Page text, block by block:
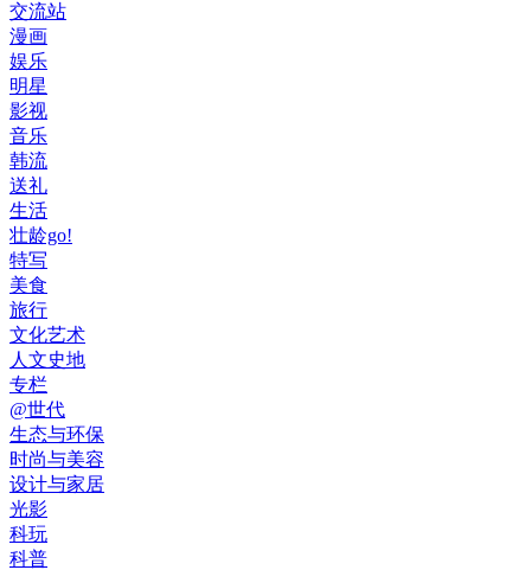
交流站
漫画
娱乐
明星
影视
音乐
韩流
送礼
生活
壮龄go!
特写
美食
旅行
文化艺术
人文史地
专栏
@世代
生态与环保
时尚与美容
设计与家居
光影
科玩
科普